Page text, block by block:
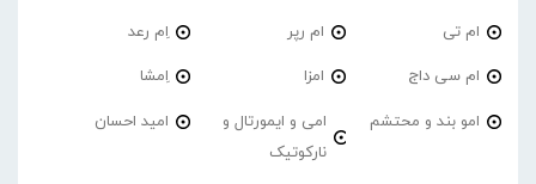
ام تی ام رپر اِم رعد
ام سی داج امزا اِمشا
امو بند و محتشم
امی و ایمورتال و
نارکوتیک
امید احسان